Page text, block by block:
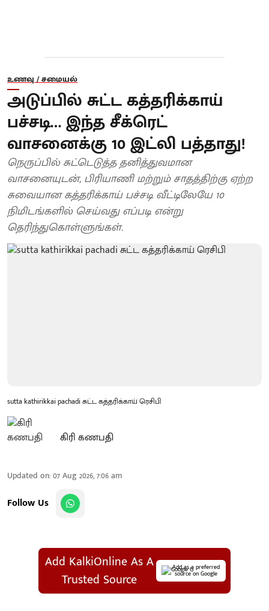
உணவு / சமையல்
அடுப்பில் சுட்ட கத்தரிக்காய்
பச்சடி… இந்த சீக்ரெட்
வாசனைக்கு 10 இட்லி பத்தாது!
நெருப்பில் சுட்டெடுத்த தனித்துவமான
வாசனையுடன், பிரியாணி மற்றும் சாதத்திற்கு ஏற்ற
சுவையான கத்தரிக்காய் பச்சடி வீட்டிலேயே 10
நிமிடங்களில் செய்வது எப்படி என்று
தெரிந்துகொள்ளுங்கள்.
sutta kathirikkai pachadi சுட்ட கத்தரிக்காய் ரெசிபி
கிரி கணபதி
Updated on:07 Aug 2026, 7:06 am
Follow Us
Add KalkiOnline As A
Trusted Source
Add as a preferred
source on Google